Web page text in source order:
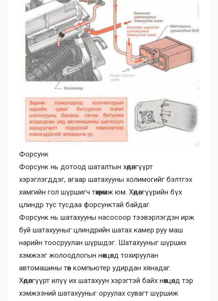
Форсунк
Форсунк нь дотоод шаталтын хөдөлгүүрт
хэрэглэгддэг, агаар шатахууны холимогийг бэлтгэх
хамгийн гол шүршигч төхөөрөмж юм. Хөдөлгүүрийн бүх
цлиндр тус тусдаа форсунктай байдаг.
Форсунк нь шатахууны насосоор тээвэрлэгдэн ирж
буй шатахууныг цлиндрийн шатах камер руу маш
нарийн тоосруулан шүршдэг. Шатахууныг шүрших
хэмжээг жолоодлогын нөхцөлд тохируулан
автомашины төв компьютер удирдан хянадаг.
Хөдөлгүүрт илүү их шатахуун хэрэгтэй байх нөхцөлд тэр
хэмжээний шатахууныг оруулах сувагт шүршиж